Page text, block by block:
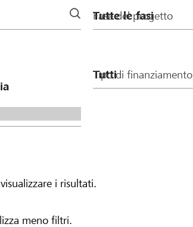
Fase del progetto
Tipo di finanziamento
i risultati.
meno filtri.